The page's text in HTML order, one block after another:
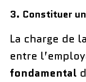
3. Constituer
La charge de
entre
fondamental